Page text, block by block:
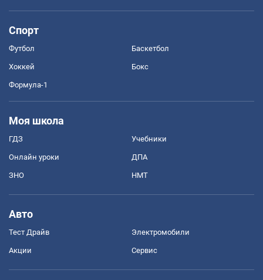
Спорт
Футбол Баскетбол
Хоккей Бокс
Формула-1
Моя школа
ГДЗ Учебники
Онлайн уроки ДПА
ЗНО НМТ
Авто
Тест Драйв Электромобили
Акции Сервис